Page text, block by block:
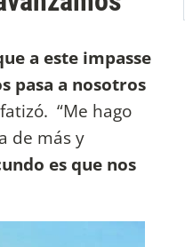
a este impasse
pasa a nosotros
“Me hago
de más y
es que nos